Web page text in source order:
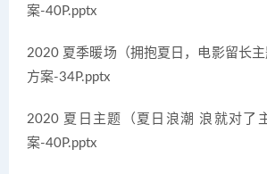
案-40P.pptx
2020 夏季暖场（拥抱夏日，电影留长主
方案-34P.pptx
2020 夏日主题（夏日浪潮 浪就对了
案-40P.pptx